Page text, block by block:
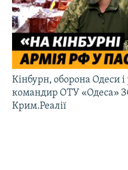
Кінбурн, оборона Одеси
командир ОТУ «Одеса»
Крим.Реалії